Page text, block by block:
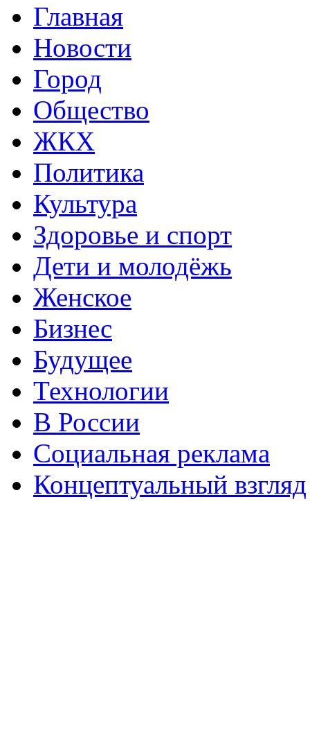
Главная
Новости
Город
Общество
ЖКХ
Политика
Культура
Здоровье и спорт
Дети и молодёжь
Женское
Бизнес
Будущее
Технологии
В России
Социальная реклама
Концептуальный взгляд